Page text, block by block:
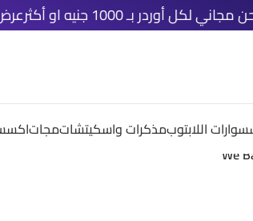
عرض خاص اشتري اي ٤ قطع بـ 1000 جنيه او أكثر
اللابتوبمذكرات واسكيتشاتمجات
We